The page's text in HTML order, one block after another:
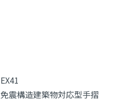
EX41
免震構造建築物対応型手摺